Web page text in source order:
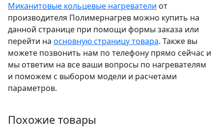
Миканитовые кольцевые нагреватели от
производителя Полимернагрев можно купить на
данной странице при помощи формы заказа или
перейти на основную страницу товара. Также вы
можете позвонить нам по телефону прямо сейчас и
мы ответим на все ваши вопросы по нагревателям
и поможем с выбором модели и расчетами
параметров.
Похожие товары